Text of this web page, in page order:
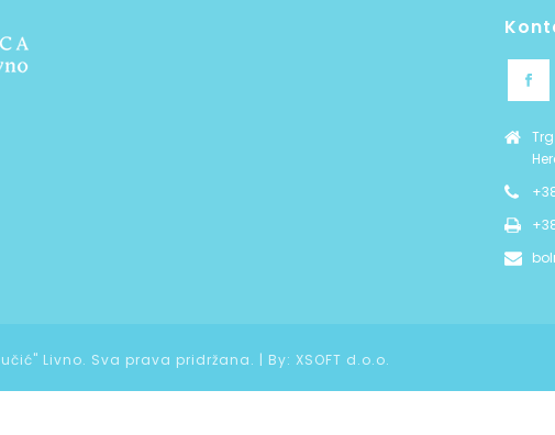
Livno. Sva prava pridržana. | By: XSOFT d.o.o.